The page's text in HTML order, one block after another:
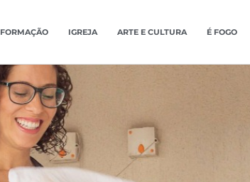
FORMAÇÃO IGREJA ARTE E CULTURA É FOGO